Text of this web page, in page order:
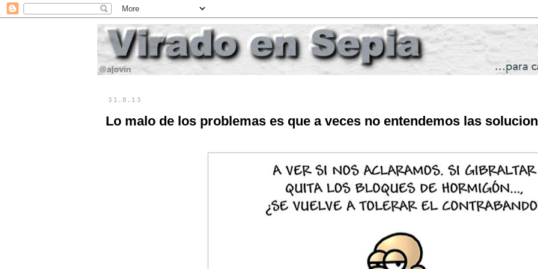
31.8.13
Lo malo de los problemas es que a veces no entendemos las